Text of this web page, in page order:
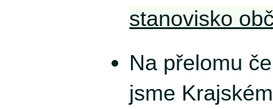
stanovisko
Na přelomu
jsme